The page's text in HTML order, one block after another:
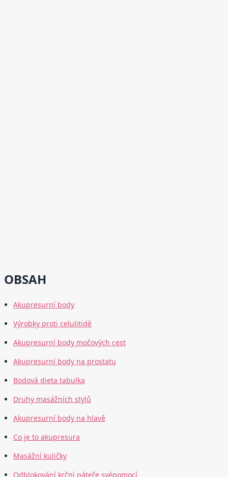
OBSAH
Akupresurní body
Výrobky proti celulitidě
Akupresurní body močových cest
Akupresurní body na prostatu
Bodová dieta tabulka
Druhy masážních stylů
Akupresurní body na hlavě
Co je to akupresura
Masážní kuličky
Odblokování krční páteře svépomocí